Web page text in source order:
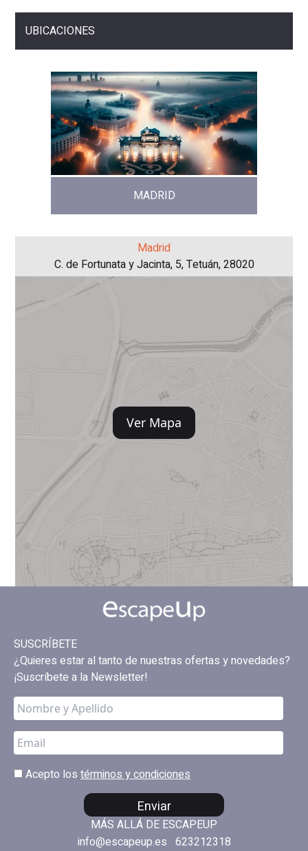
UBICACIONES
MADRID
Madrid
C. de Fortunata y Jacinta, 5, Tetuán, 28020
Ver Mapa
SUSCRÍBETE
¿Quieres estar al tanto de nuestras ofertas y novedades?
¡Suscríbete a la Newsletter!
Acepto los términos y condiciones
Enviar
MÁS ALLÁ DE ESCAPEUP
info@escapeup.es 623212318